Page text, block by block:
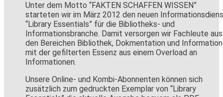
Unter dem Motto “FAKTEN SCHAFFEN WISSEN”
starteten wir im März 2012 den neuen
“Library Essentials” für die Bibliotheks- und
Informationsbranche. Damit versorgen wir Fachleute aus
den Bereichen Bibliothek, Dokmentation und Information
mit der gefilterten Essenz aus einem Overload an
Informationen.
Unsere Online- und Kombi-Abonnenten können sich
zusätzlich zum gedruckten Exemplar von “Library